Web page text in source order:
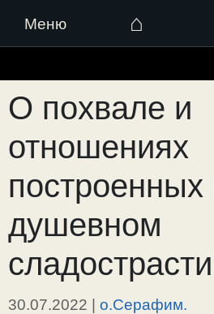
Меню ⌂
к
содержимому
О похвале и
отношениях
построенных
душевном
30.07.2022 | о.Серафим.